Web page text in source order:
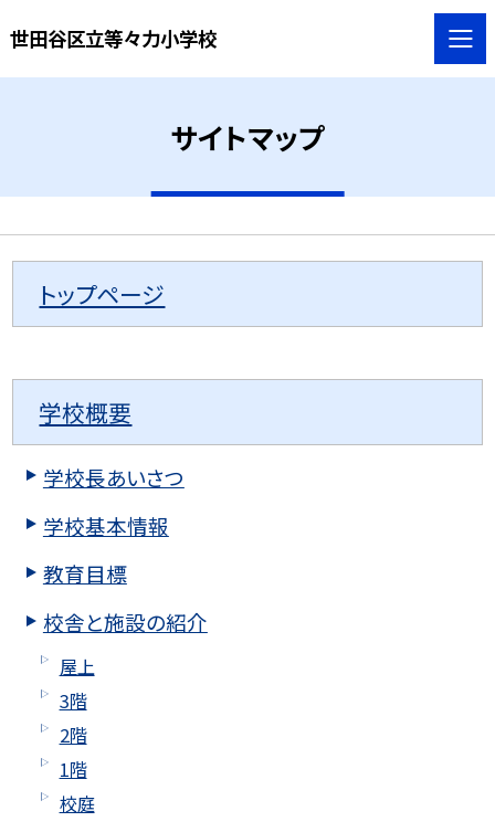
世田谷区立等々力小学校
サイトマップ
トップページ
学校概要
学校長あいさつ
学校基本情報
教育目標
校舎と施設の紹介
屋上
3階
2階
1階
校庭